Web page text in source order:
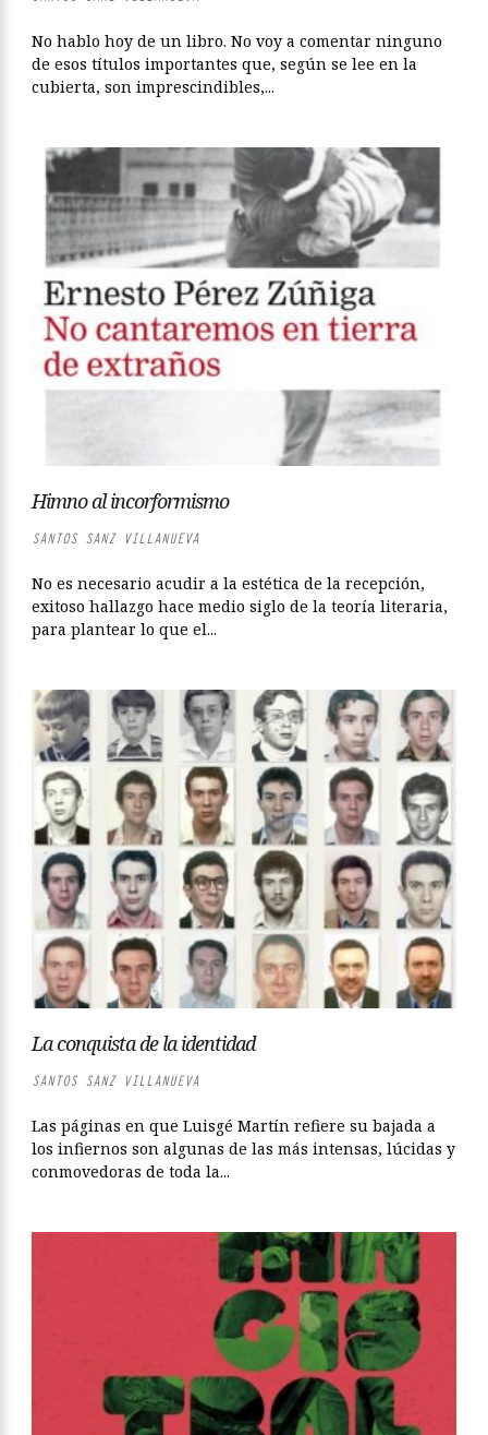
No hablo hoy de un libro. No voy a comentar ninguno
de esos títulos importantes que, según se lee en la
cubierta, son imprescindibles,...
Himno al incorformismo
SANTOS SANZ VILLANUEVA
No es necesario acudir a la estética de la recepción,
exitoso hallazgo hace medio siglo de la teoría literaria,
para plantear lo que el...
La conquista de la identidad
SANTOS SANZ VILLANUEVA
Las páginas en que Luisgé Martín refiere su bajada a
los infiernos son algunas de las más intensas, lúcidas y
conmovedoras de toda la...